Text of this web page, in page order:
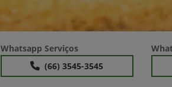
Whatsapp Serviços
(66) 3545-3545